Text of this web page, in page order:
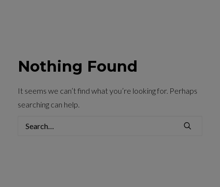
Nothing Found
It seems we can’t find what you’re looking for. Perhaps
searching can help.